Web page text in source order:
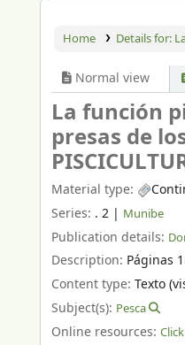
Home Details for:
Normal view
La función
presas de
Material type:
Series: . 2 | Munibe
Publication details:
Description: Páginas
Content type: Texto
Subject(s): Pesca
Online resources: